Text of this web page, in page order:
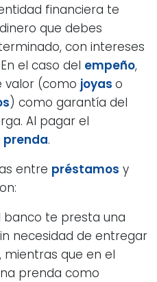
financiera te
que debes
con intereses
el caso del empeño,
valor (como joyas o
) como garantía del
Al pagar el
prenda.
entre préstamos y
banco te presta una
necesidad de entregar
mientras que en el
prenda como